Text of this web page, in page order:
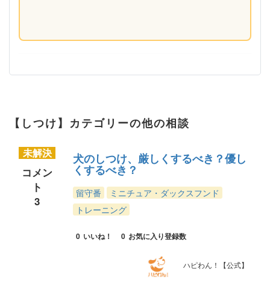
【しつけ】カテゴリーの他の相談
未解決
コメン
ト
3
犬のしつけ、厳しくするべき？優し
くするべき？
留守番
ミニチュア・ダックスフンド
トレーニング
0 いいね！ 0 お気に入り登録数
ハピわん！【公式】